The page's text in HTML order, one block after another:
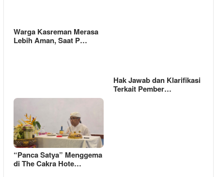
Warga Kasreman Merasa
Lebih Aman, Saat P…
Hak Jawab dan Klarifikasi
Terkait Pember…
“Panca Satya” Menggema
di The Cakra Hote…